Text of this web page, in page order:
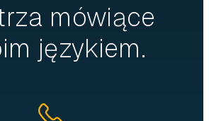
mówiące
językiem.